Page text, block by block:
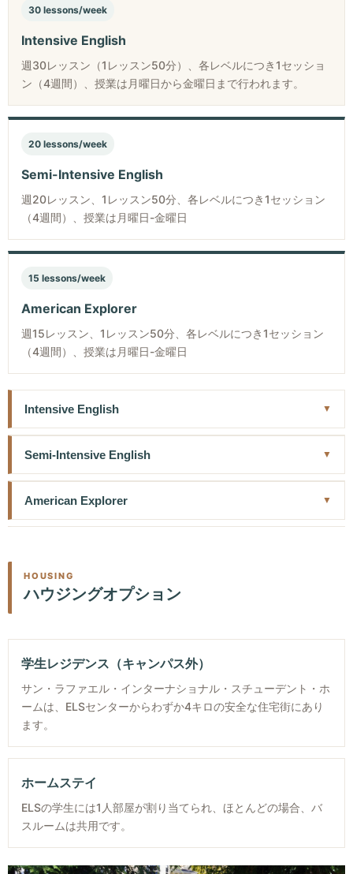
30 lessons/week
Intensive English
週30レッスン（1レッスン50分）、各レベルにつき1セッショ
ン（4週間）、授業は月曜日から金曜日まで行われます。
20 lessons/week
Semi-Intensive English
週20レッスン、1レッスン50分、各レベルにつき1セッション
（4週間）、授業は月曜日-金曜日
15 lessons/week
American Explorer
週15レッスン、1レッスン50分、各レベルにつき1セッション
（4週間）、授業は月曜日-金曜日
Intensive English
カリキュラム
インテンシブ英語コースのカリキュラムは、大学での学習に
スムーズに移行できるよう、4つの柱に基づいて構成されてい
ます。
の全スキルを網羅し、実践的な力を身につけます。
大学進学に必要なスキル：クリティカルシンキング、プレ
スキル向上クラス：
アメリカ文化、イディオム、映画、時
事問題を通して、会話力を強化します。
実践的な学び：
ネイティブスピーカーとの交流やゲスト講
演などを体験。
レッスン
週30レッスン（1レッスン50分）、各レベルにつき1セッショ
ン（4週間）、授業は月曜日から金曜日まで行われます。
レベル構成
Semi-Intensive English
学ぶ機会と同時に、自由に探索し、文化を体験することもで
きます。午前中は英語の授業に出席し、午後は自分の時間を
ことができます。
英語の熟達度を構築する要素
セミ・インテンシブ英語の午前中のクラスは、英語の熟達度
を構築する要素に焦点を当てています。具体的には、文法と
スピーキングの練習または言語学習、語彙の豊かさ、そして
で、英語の実生活での応用に対する理解を得ることができま
す。英語の基礎的な理解だけでなく、これらのスキルを学問
的な環境や社交の場でも快適に、自信を持って使えるように
することが目標です。
American Explorer
所や観光スポットを探索しながら、友人と一緒に英語のスキ
ルを磨くなど、休暇全体がより楽しくなります。
レクリエーション英語プログラムで学ぶ
午前中の授業が終わると、午後から夕方までの残りの時間
は、滞在している地域を探索したり、観光したりすることが
できます。
実際のシチュエーションで英語を練習
レストランでも観光でも、お店でもただ歩いているだけで
も、ネイティブスピーカーと実際のシチュエーションで会話
を練習できます。社会的な活動に参加し、出会った人々と交
HOUSING
ハウジングオプション
学生レジデンス（キャンパス外）
サン・ラファエル・インターナショナル・スチューデント・ホ
ームは、ELSセンターからわずか4キロの安全な住宅街にあり
ます。
ホームステイ
ELSの学生には1人部屋が割り当てられ、ほとんどの場合、バ
スルームは共用です。